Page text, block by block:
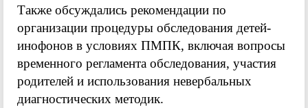
Также обсуждались рекомендации по
организации процедуры обследования детей-
инофонов в условиях ПМПК, включая вопросы
временного регламента обследования, участия
родителей и использования невербальных
диагностических методик.